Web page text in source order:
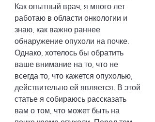
Как опытный врач, я много лет
работаю в области онкологии и
знаю, как важно раннее
обнаружение опухоли на почке.
Однако, хотелось бы обратить
ваше внимание на то, что не
всегда то, что кажется опухолью,
действительно ей является. В этой
статье я собираюсь рассказать
вам о том, что может быть на